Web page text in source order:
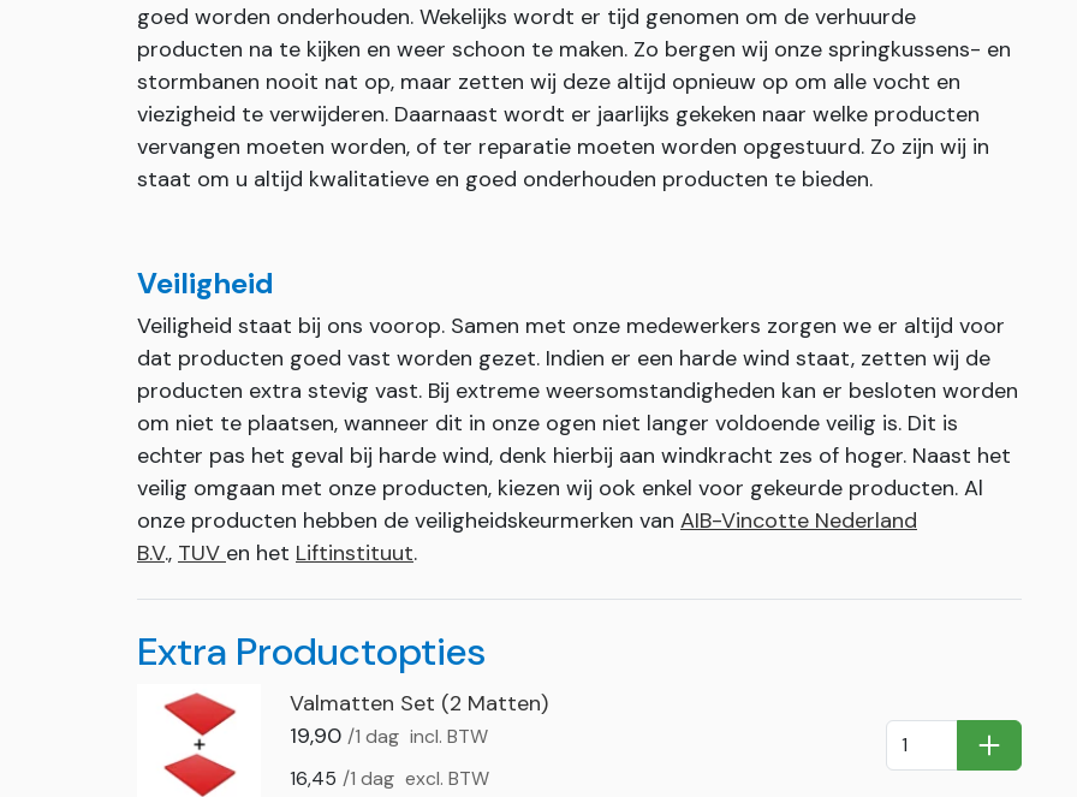
goed worden onderhouden. Wekelijks wordt er tijd genomen om de verhuurde
producten na te kijken en weer schoon te maken. Zo bergen wij onze springkussens- en
stormbanen nooit nat op, maar zetten wij deze altijd opnieuw op om alle vocht en
viezigheid te verwijderen. Daarnaast wordt er jaarlijks gekeken naar welke producten
vervangen moeten worden, of ter reparatie moeten worden opgestuurd. Zo zijn wij in
staat om u altijd kwalitatieve en goed onderhouden producten te bieden.
Veiligheid
Veiligheid staat bij ons voorop. Samen met onze medewerkers zorgen we er altijd voor
dat producten goed vast worden gezet. Indien er een harde wind staat, zetten wij de
producten extra stevig vast. Bij extreme weersomstandigheden kan er besloten worden
om niet te plaatsen, wanneer dit in onze ogen niet langer voldoende veilig is. Dit is
echter pas het geval bij harde wind, denk hierbij aan windkracht zes of hoger. Naast het
veilig omgaan met onze producten, kiezen wij ook enkel voor gekeurde producten. Al
onze producten hebben de veiligheidskeurmerken van AIB-Vincotte Nederland
B.V., TUV en het Liftinstituut.
Extra Productopties
Valmatten Set (2 Matten)
19,90 /1 dag incl. BTW
16,45 /1 dag excl. BTW
In